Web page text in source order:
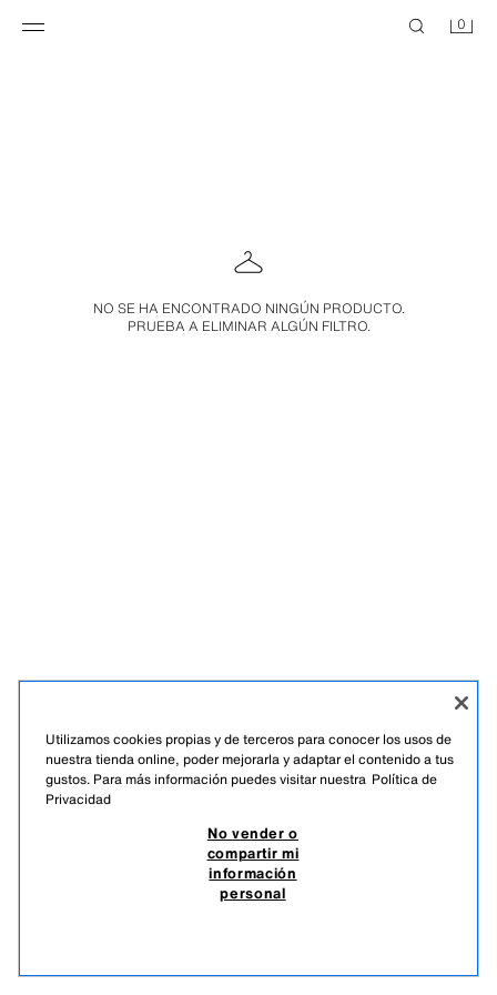
0
NO SE HA ENCONTRADO NINGÚN PRODUCTO.
PRUEBA A ELIMINAR ALGÚN FILTRO.
NO VENDER O COMPARTIR MI INFORMACIÓN PERSONAL
BENITO ANTONIO /
Utilizamos cookies propias y de terceros para conocer los usos de
nuestra tienda online, poder mejorarla y adaptar el contenido a tus
gustos. Para más información puedes visitar nuestra Política de
Privacidad
No vender o
compartir mi
información
personal